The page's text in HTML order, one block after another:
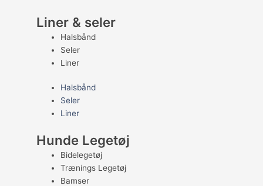
Liner & seler
Halsbånd
Seler
Liner
Halsbånd
Seler
Liner
Hunde Legetøj
Bidelegetøj
Trænings Legetøj
Bamser